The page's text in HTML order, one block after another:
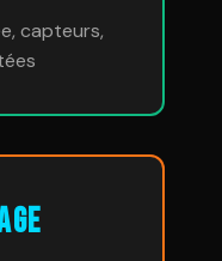
capteurs,